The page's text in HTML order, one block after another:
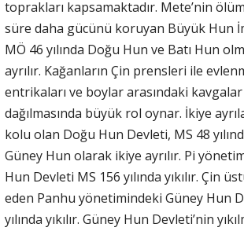
toprakları kapsamaktadır. Mete’nin
süre daha gücünü koruyan Büyük Hun
MÖ 46 yılında Doğu Hun ve Batı Hun
ayrılır. Kağanların Çin prensleri ile
entrikaları ve boylar arasındaki
dağılmasında büyük rol oynar. İkiye
kolu olan Doğu Hun Devleti, MS 48
Güney Hun olarak ikiye ayrılır. Pi
Hun Devleti MS 156 yılında yıkılır. Çin
eden Panhu yönetimindeki Güney Hun
yılında yıkılır. Güney Hun Devleti’nin